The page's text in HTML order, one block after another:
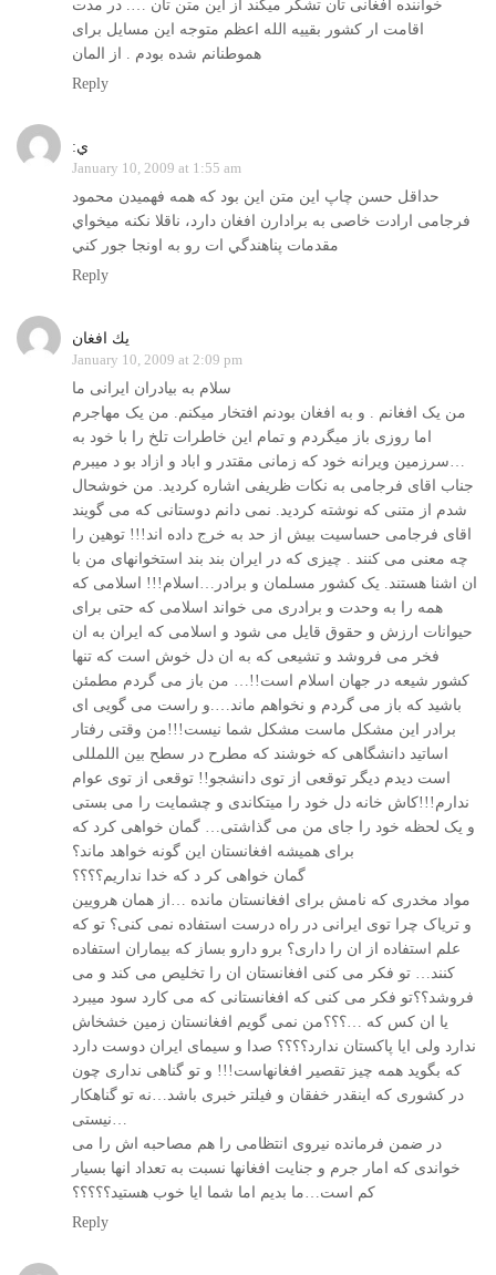
خواننده افغانی تان تشکر میکند از این متن تان …. در مدت
اقامت ار کشور بقییه الله اعظم متوجه این مسایل برای
هموطنانم شده بودم . از المان
Reply
:ي
January 10, 2009 at 1:55 am
حداقل حسن چاپ اين متن اين بود که همه فهميدن محمود
فرجامی ارادت خاصی به برادارن افغان دارد، ناقلا نكنه ميخواي
مقدمات پناهندگي ات رو به اونجا جور كني
Reply
يك افغان
January 10, 2009 at 2:09 pm
سلام به بيادران ايرانی ما
من یک افغانم . و به افغان بودنم افتخار میکنم. من یک مهاجرم
اما روزی باز میگردم و تمام این خاطرات تلخ را با خود به
جناب اقای فرجامی به نکات ظريفی اشاره کرديد. من خوشحال
شدم از متنی که نوشته کرديد. نمی دانم دوستانی که می گويند
اقای فرجامی حساسيت بيش از حد به خرج داده اند!!! توهين را
چه معنی می کنند . چيزی که در ايران بند بند استخوانهای من با
ان اشنا هستند. يک کشور مسلمان و برادر…اسلام!!! اسلامی که
همه را به وحدت و برادری می خواند اسلامی که حتی برای
حيوانات ارزش و حقوق قايل می شود و اسلامی که ايران به ان
فخر می فروشد و تشيعی که به ان دل خوش است که تنها
کشور شيعه در جهان اسلام است!!… من باز می گردم مطمئن
باشيد که باز می گردم و نخواهم ماند….و راست می گويی ای
برادر اين مشکل ماست مشکل شما نيست!!!من وقتی رفتار
اساتيد دانشگاهی که خوشند که مطرح در سطح بين اللمللی
است ديدم ديگر توقعی از توی دانشجو!! توقعی از توی عوام
ندارم!!!کاش خانه دل خود را ميتکاندی و چشمايت را می بستی
و يک لحظه خود را جای من می گذاشتی… گمان خواهی کرد که
برای هميشه افغانستان اين گونه خواهد ماند؟
گمان خواهی کر د که خدا نداريم؟؟؟؟
مواد مخدری که نامش برای افغانستان مانده …از همان هرويين
و ترياک چرا توی ايرانی در راه درست استفاده نمی کنی؟ تو که
علم استفاده از ان را داری؟ برو دارو بساز که بيماران استفاده
کنند… تو فکر می کنی افغانستان ان را تخليص می کند و می
فروشد؟؟تو فکر می کنی که افغانستانی که می کارد سود ميبرد
يا ان کس که …؟؟؟من نمی گويم افغانستان زمين خشخاش
ندارد ولی ايا پاکستان ندارد؟؟؟؟ صدا و سيمای ايران دوست دارد
که بگويد همه چيز تقصير افغانهاست!!! و تو گناهی نداری چون
در کشوری که اينقدر خفقان و فيلتر خبری باشد…نه تو گناهکار
در ضمن فرمانده نيروی انتظامی را هم مصاحبه اش را می
خواندی که امار جرم و جنايت افغانها نسبت به تعداد انها بسيار
کم است…ما بديم اما شما ايا خوب هستيد؟؟؟؟؟
Reply